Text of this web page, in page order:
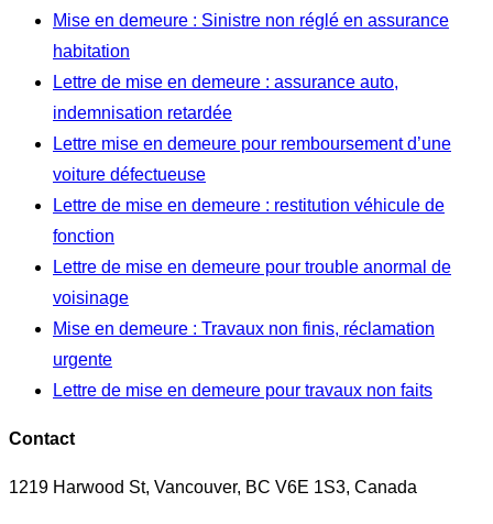
Mise en demeure : Sinistre non réglé en assurance
habitation
Lettre de mise en demeure : assurance auto,
indemnisation retardée
Lettre mise en demeure pour remboursement d’une
voiture défectueuse
Lettre de mise en demeure : restitution véhicule de
fonction
Lettre de mise en demeure pour trouble anormal de
voisinage
Mise en demeure : Travaux non finis, réclamation
urgente
Lettre de mise en demeure pour travaux non faits
Contact
1219 Harwood St, Vancouver, BC V6E 1S3, Canada